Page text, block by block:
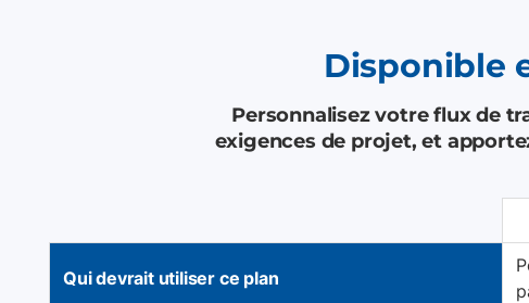
Disponible
Personnalisez votre flux de
exigences de projet, et
Qui devrait utiliser ce plan